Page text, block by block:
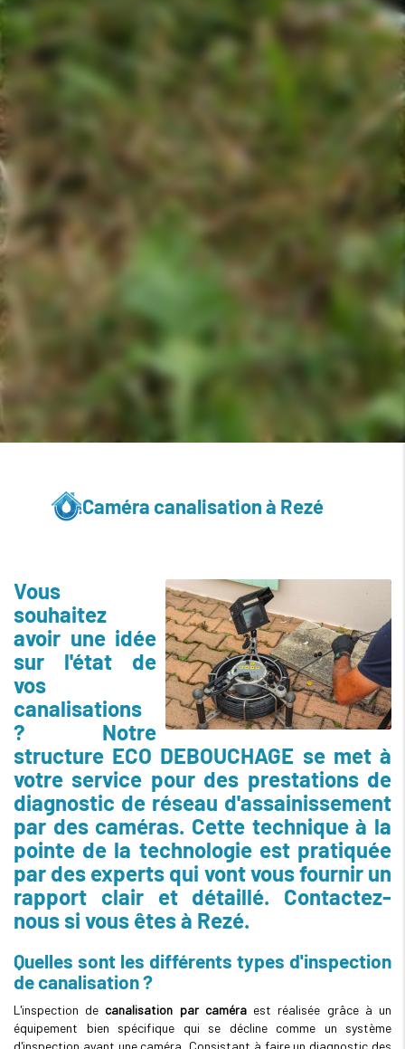
Caméra canalisation à Rezé
Vous
souhaitez
avoir une idée
sur l'état de
vos
canalisations
? Notre
structure ECO DEBOUCHAGE se met à
votre service pour des prestations de
diagnostic de réseau d'assainissement
par des caméras. Cette technique à la
pointe de la technologie est pratiquée
par des experts qui vont vous fournir un
rapport clair et détaillé. Contactez-
nous si vous êtes à Rezé.
Quelles sont les différents types d'inspection
de canalisation ?
L'inspection de canalisation par caméraest réalisée grâce à un
équipement bien spécifique qui se décline comme un système